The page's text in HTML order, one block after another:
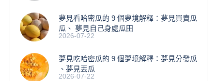
夢見看哈密瓜的 9 個夢境解釋：夢見買賣瓜
瓜、 夢見自己身處瓜田
2026-07-22
夢見吃哈密瓜的 9 個夢境解釋：夢見分發瓜
、夢見丟瓜
2026-07-22